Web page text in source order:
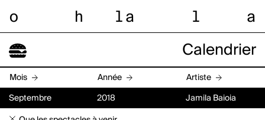
o h l a l a
Calendrier
Mois Année Artiste
Septembre 2018 Jamila Baioia